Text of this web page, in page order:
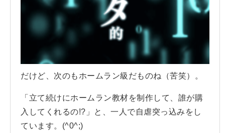
だけど、次のもホームラン級だものね（苦笑）。
「立て続けにホームラン教材を制作して、誰が購
入してくれるの!?」と、一人で自虐突っ込みをし
ています。(^0^;)